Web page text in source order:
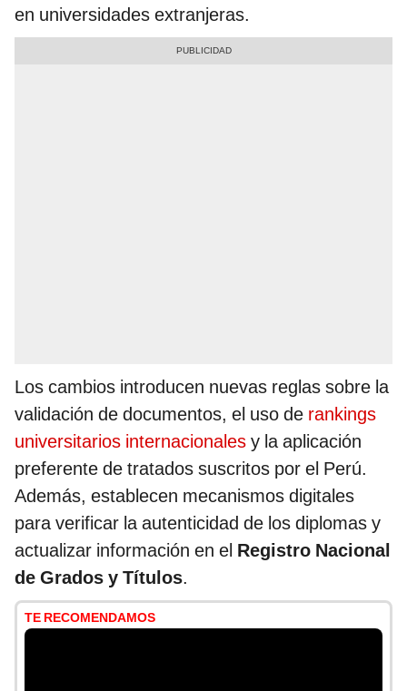
en universidades extranjeras.
Los cambios introducen nuevas reglas sobre la
validación de documentos, el uso de rankings
universitarios internacionales y la aplicación
preferente de tratados suscritos por el Perú.
Además, establecen mecanismos digitales
para verificar la autenticidad de los diplomas y
actualizar información en el Registro Nacional
de Grados y Títulos.
TE RECOMENDAMOS